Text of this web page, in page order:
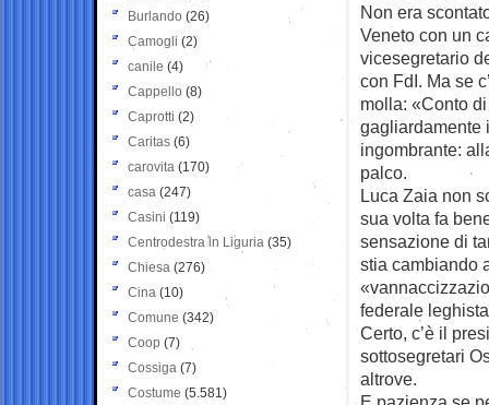
Non era
Veneto con un
vicesegretario
con FdI. Ma se
molla: «Conto
gagliardamente
ingombrante:
palco.
Luca Zaia non
sua volta fa
sensazione di
stia cambiando
federale
Certo, c’è il
sottosegretari
altrove.
Burlando (26)
Camogli (2)
canile (4)
Cappello (8)
Caprotti (2)
Caritas (6)
carovita (170)
casa (247)
Casini (119)
Centrodestra in Liguria (35)
Chiesa (276)
Cina (10)
Comune (342)
Coop (7)
Cossiga (7)
Costume (5.581)